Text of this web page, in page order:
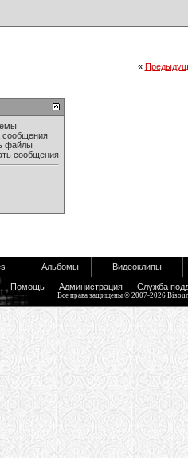
«
сообщения
файлы
сообщения
Альбомы Видеоклипы
Помощь Администрация Служба
Все права защищены © 2007-2026